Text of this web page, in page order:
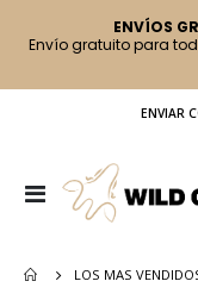
ENVÍOS
Envío gratuito para
ENVIAR
Toggle
Nav
LOS MAS